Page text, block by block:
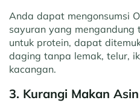
Anda dapat mengonsumsi
sayuran yang mengandung
untuk protein, dapat
daging tanpa lemak, telur,
kacangan.
3. Kurangi Makan